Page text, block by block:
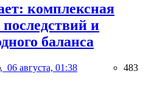
комплексная
и
баланса
06 августа, 01:38 483